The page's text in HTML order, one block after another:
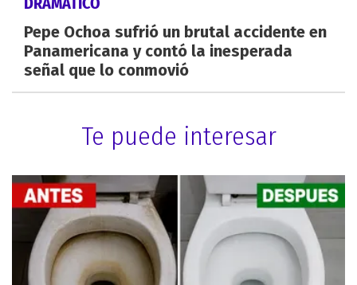
Pepe Ochoa sufrió un brutal accidente en
Panamericana y contó la inesperada
señal que lo conmovió
Te puede interesar